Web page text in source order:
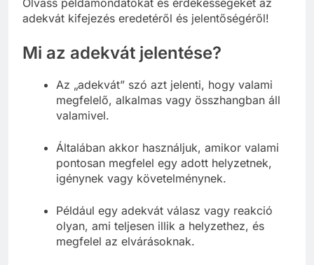
Olvass példamondatokat és érdekességeket az
adekvát kifejezés eredetéről és jelentőségéről!
Mi az adekvát jelentése?
Az „adekvát” szó azt jelenti, hogy valami
megfelelő, alkalmas vagy összhangban áll
valamivel.
Általában akkor használjuk, amikor valami
pontosan megfelel egy adott helyzetnek,
igénynek vagy követelménynek.
Például egy adekvát válasz vagy reakció
olyan, ami teljesen illik a helyzethez, és
megfelel az elvárásoknak.